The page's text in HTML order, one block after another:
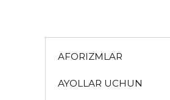
AFORIZMLAR
AYOLLAR UCHUN